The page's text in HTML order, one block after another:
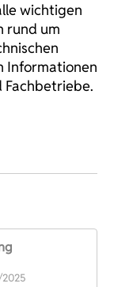
wichtigen
rund um
Informationen
Fachbetriebe.